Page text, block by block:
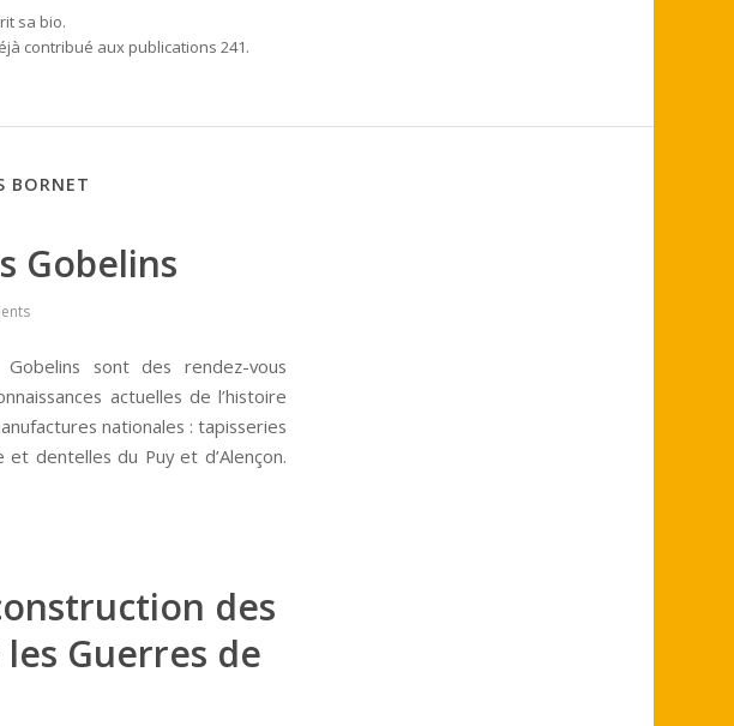
sa bio.
contribué aux publications 241.
BORNET
Gobelins
sont des rendez-vous
actuelles de l’histoire
nationales : tapisseries
dentelles du Puy et d’Alençon.
des
Guerres de